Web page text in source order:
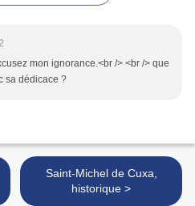
mon ignorance.<br /> <br /> que
sa dédicace ?
Saint-Michel de Cuxa,
historique >